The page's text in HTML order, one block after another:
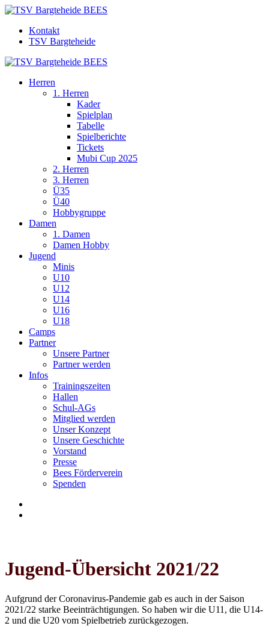
Kontakt
TSV Bargteheide
Herren
1. Herren
Kader
Spielplan
Tabelle
Spielberichte
Tickets
Mubi Cup 2025
2. Herren
3. Herren
Ü35
Ü40
Hobbygruppe
Damen
1. Damen
Damen Hobby
Jugend
Minis
U10
U12
U14
U16
U18
Camps
Partner
Unsere Partner
Partner werden
Infos
Trainingszeiten
Hallen
Schul-AGs
Mitglied werden
Unser Konzept
Unsere Geschichte
Vorstand
Presse
Bees Förderverein
Spenden
Jugend-Übersicht 2021/22
Aufgrund der Coronavirus-Pandemie gab es auch in der Saison
2021/22 starke Beeinträchtigungen. So haben wir die U11, die U14-
2 und die U20 vom Spielbetrieb zurückgezogen.